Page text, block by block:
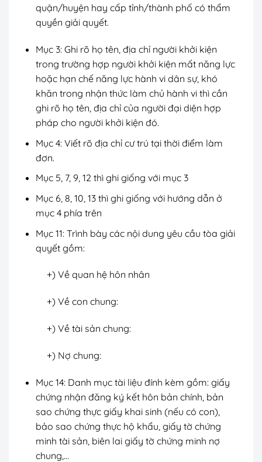
quận/huyện hay cấp tỉnh/thành phố có thẩm
quyền giải quyết.
Mục 3: Ghi rõ họ tên, địa chỉ người khởi kiện
trong trường hợp người khởi kiện mất năng lực
hoặc hạn chế năng lực hành vi dân sự, khó
khăn trong nhận thức làm chủ hành vi thì cần
ghi rõ họ tên, địa chỉ của người đại diện hợp
pháp cho người khởi kiện đó.
Mục 4: Viết rõ địa chỉ cư trú tại thời điểm làm
đơn.
Mục 5, 7, 9, 12 thì ghi giống với mục 3
Mục 6, 8, 10, 13 thì ghi giống với hướng dẫn ở
mục 4 phía trên
Mục 11: Trình bày các nội dung yêu cầu tòa giải
quyết gồm:
+) Về quan hệ hôn nhân
+) Về con chung:
+) Về tài sản chung:
+) Nợ chung:
Mục 14: Danh mục tài liệu đính kèm gồm: giấy
chứng nhận đăng ký kết hôn bản chính, bản
sao chứng thực giấy khai sinh (nếu có con),
bảo sao chứng thực hộ khẩu, giấy tờ chứng
minh tài sản, biên lai giấy tờ chứng minh nợ
chung,…